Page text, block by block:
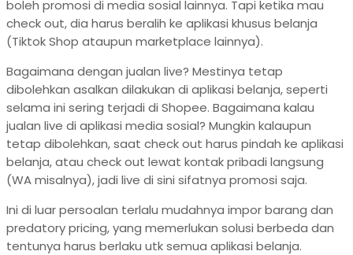
boleh promosi di media sosial lainnya. Tapi ketika mau
check out, dia harus beralih ke aplikasi khusus belanja
(Tiktok Shop ataupun marketplace lainnya).
Bagaimana dengan jualan live? Mestinya tetap
dibolehkan asalkan dilakukan di aplikasi belanja, seperti
selama ini sering terjadi di Shopee. Bagaimana kalau
jualan live di aplikasi media sosial? Mungkin kalaupun
tetap dibolehkan, saat check out harus pindah ke aplikasi
belanja, atau check out lewat kontak pribadi langsung
(WA misalnya), jadi live di sini sifatnya promosi saja.
Ini di luar persoalan terlalu mudahnya impor barang dan
predatory pricing, yang memerlukan solusi berbeda dan
tentunya harus berlaku utk semua aplikasi belanja.